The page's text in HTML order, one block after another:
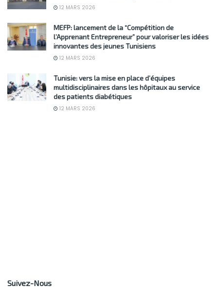
12 MARS 2026
MEFP: lancement de la “Compétition de
l’Apprenant Entrepreneur” pour valoriser les idées
innovantes des jeunes Tunisiens
12 MARS 2026
Tunisie: vers la mise en place d’équipes
multidisciplinaires dans les hôpitaux au service
des patients diabétiques
12 MARS 2026
Suivez-Nous